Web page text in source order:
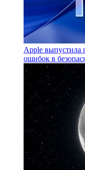
Apple выпустила
ошибок в